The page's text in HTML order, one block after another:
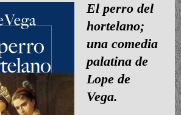
El perro del
hortelano;
una comedia
palatina de
Lope de
Vega.